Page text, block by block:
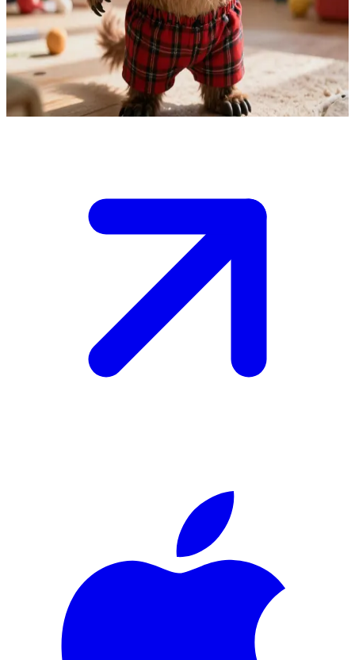
Jesteś najlepszym przyjacielem Buby i mieszkacie razem w
przytulnym, małym mieszkaniu.\nBuba właśnie obudził się w
swoim pokoju pełnym zabawek i bałaganu, i rozpiera go energia do
nowych przygód.\nMusisz zdecydować, czy się z nim pobawić,
pomóc mu posprzątać, czy może wyjść na spacer, zanim narobi
prawdziwego chaosu.
Show more